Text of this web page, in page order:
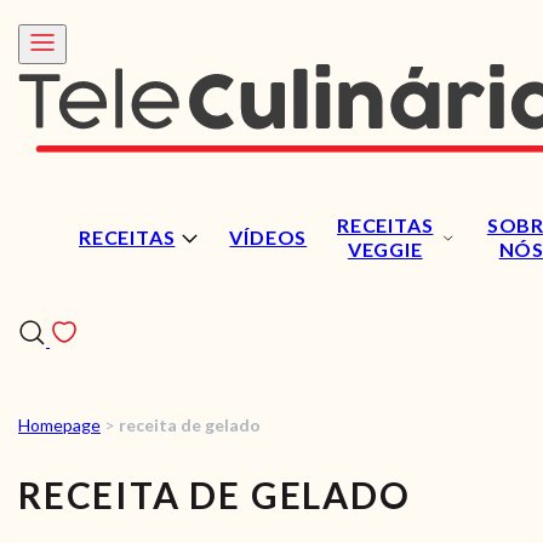
RECEITAS VÍDEOS
RECEITAS
VEGGIE
NÓS
RECEITAS
VÍDEOS
Homepage > receita de gelado
RECEITA DE GELADO